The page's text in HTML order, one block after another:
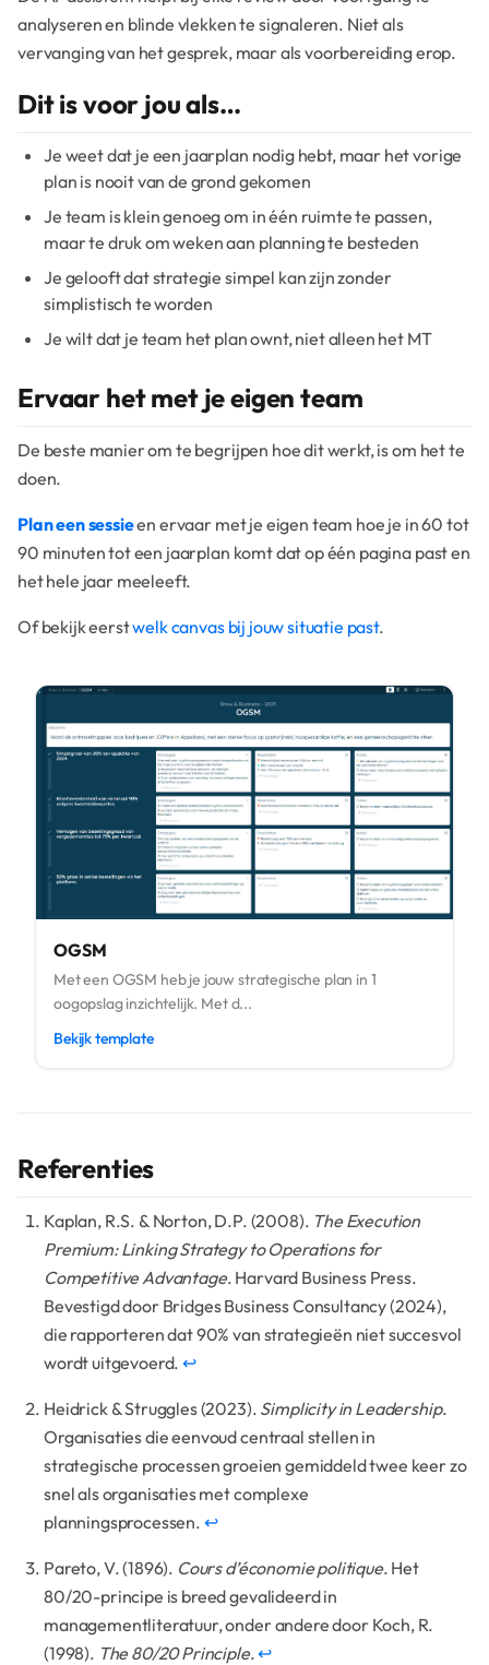
analyseren en blinde vlekken te signaleren. Niet als
vervanging van het gesprek, maar als voorbereiding erop.
Dit is voor jou als…
Je weet dat je een jaarplan nodig hebt, maar het vorige
plan is nooit van de grond gekomen
Je team is klein genoeg om in één ruimte te passen,
maar te druk om weken aan planning te besteden
Je gelooft dat strategie simpel kan zijn zonder
simplistisch te worden
Je wilt dat je team het plan ownt, niet alleen het MT
Ervaar het met je eigen team
De beste manier om te begrijpen hoe dit werkt, is om het te
doen.
Plan een sessieen ervaar met je eigen team hoe je in 60 tot
90 minuten tot een jaarplan komt dat op één pagina past en
het hele jaar meeleeft.
Of bekijk eerstwelk canvas bij jouw situatie past.
OGSM
Met een OGSM heb je jouw strategische plan in 1
oogopslag inzichtelijk. Met d...
Bekijk template
Referenties
Kaplan, R.S. & Norton, D.P. (2008). The Execution
Premium: Linking Strategy to Operations for
Competitive Advantage. Harvard Business Press.
Bevestigd door Bridges Business Consultancy (2024),
die rapporteren dat 90% van strategieën niet succesvol
wordt uitgevoerd.↩
Heidrick & Struggles (2023). Simplicity in Leadership.
Organisaties die eenvoud centraal stellen in
strategische processen groeien gemiddeld twee keer zo
snel als organisaties met complexe
planningsprocessen. ↩
Pareto, V. (1896). Cours d’économie politique. Het
80/20-principe is breed gevalideerd in
managementliteratuur, onder andere door Koch, R.
(1998). The 80/20 Principle.↩